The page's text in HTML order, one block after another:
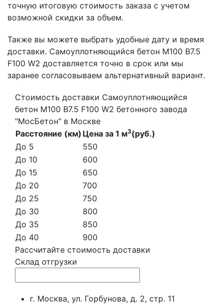
точную итоговую стоимость заказа с учетом
возможной скидки за объем.
Также вы можете выбрать удобные дату и время
доставки. Самоуплотняющийся бетон М100 B7.5
F100 W2 доставляется точно в срок или мы
заранее согласовываем альтернативный вариант.
Стоимость доставки Самоуплотняющийся
бетон М100 B7.5 F100 W2 бетонного завода
"МосБетон" в Москве
Расстояние (км) Цена за 1 м3(руб.)
До 5
550
До 10
600
До 15
650
До 20
700
До 25
750
До 30
800
До 35
850
До 40
900
Рассчитайте стоимость доставки
Склад отгрузки
г. Москва, ул. Горбунова, д. 2, стр. 11